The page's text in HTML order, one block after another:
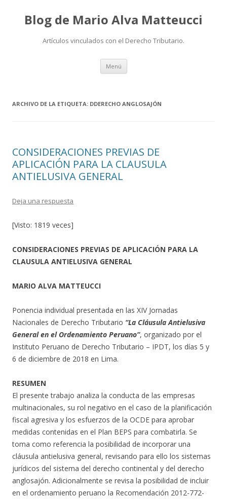
Blog de Mario Alva Matteucci
Artículos vinculados con el Derecho Tributario.
Menú Ir
contenido
ARCHIVO DE LA ETIQUETA: DDERECHO ANGLOSAJÓN
CONSIDERACIONES PREVIAS DE
APLICACIÓN PARA LA CLAUSULA
ANTIELUSIVA GENERAL
Deja una respuesta
[Visto: 1819 veces]
CONSIDERACIONES PREVIAS DE APLICACIÓN PARA LA
CLAUSULA ANTIELUSIVA GENERAL
MARIO ALVA MATTEUCCI
Ponencia individual presentada en las XIV Jornadas
Nacionales de Derecho Tributario “La Cláusula Antielusiva
General en el Ordenamiento Peruano”, organizado por el
Instituto Peruano de Derecho Tributario – IPDT, los días 5 y
6 de diciembre de 2018 en Lima.
RESUMEN
El presente trabajo analiza la conducta de las empresas
multinacionales, su rol negativo en el caso de la planificación
fiscal agresiva y los esfuerzos de la OCDE para aprobar
medidas contenidas en el Plan BEPS para combatirla. Se
toma como referencia la posibilidad de incorporar una
cláusula antielusiva general, revisando para ello los sistemas
jurídicos del sistema del derecho continental y del derecho
anglosajón. Adicionalmente se revisa la posibilidad de incluir
en el ordenamiento peruano la Recomendación 2012-772-